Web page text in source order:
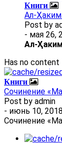
Книги
Ал-Ҳаким
Post by
- мая 26,
Ал-
Has no content
Книги
Сочинение
Post by admin
- июнь 10,
Сочинение